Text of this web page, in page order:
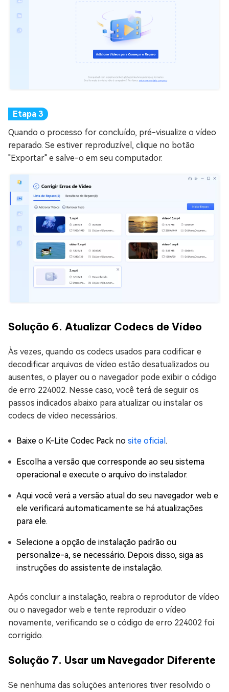
Quando o processo for concluído, pré-visualize o vídeo
reparado. Se estiver reproduzível, clique no botão
"Exportar" e salve-o em seu computador.
Solução 6. Atualizar Codecs de Vídeo
Às vezes, quando os codecs usados para codificar e
decodificar arquivos de vídeo estão desatualizados ou
ausentes, o player ou o navegador pode exibir o código
de erro 224002. Nesse caso, você terá de seguir os
passos indicados abaixo para atualizar ou instalar os
codecs de vídeo necessários.
Baixe o K-Lite Codec Pack no site oficial .
Escolha a versão que corresponde ao seu sistema
operacional e execute o arquivo do instalador.
Aqui você verá a versão atual do seu navegador web e
ele verificará automaticamente se há atualizações
para ele.
Selecione a opção de instalação padrão ou
personalize-a, se necessário. Depois disso, siga as
instruções do assistente de instalação.
Após concluir a instalação, reabra o reprodutor de vídeo
ou o navegador web e tente reproduzir o vídeo
novamente, verificando se o código de erro 224002 foi
corrigido.
Solução 7. Usar um Navegador Diferente
Se nenhuma das soluções anteriores tiver resolvido o